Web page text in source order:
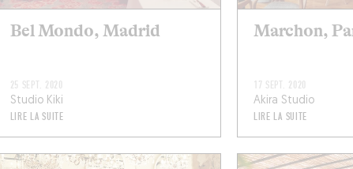
Bel Mondo, Madrid
25 SEPT. 2020
Studio Kiki
LIRE LA SUITE
Marchon,
17 SEPT. 2020
Akira Studio
LIRE LA SUITE